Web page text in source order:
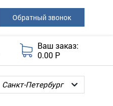
Обратный звонок
Ваш заказ:
0.00 Р